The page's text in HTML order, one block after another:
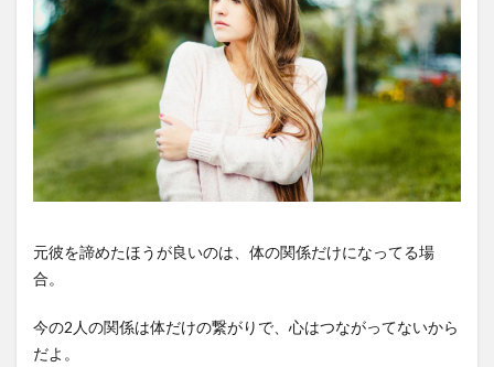
元彼を諦めたほうが良いのは、体の関係だけになってる場
合。
今の2人の関係は体だけの繋がりで、心はつながってないから
だよ。